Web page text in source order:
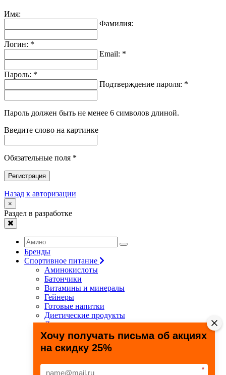
Имя:
Фамилия:
Логин: *
Email: *
Пароль: *
Подтверждение пароля: *
Пароль должен быть не менее 6 символов длиной.
Введите слово на картинке
Обязательные поля *
Регистрация
Назад к авторизации
×
Раздел в разработке
Бренды
Спортивное питание
Аминокислоты
Батончики
Витамины и минералы
Гейнеры
Готовые напитки
Диетические продукты
Для связок и суставов
Жиросжигатели
Здоровье и долголетие
Креатин
Специальные препараты
Хочу получать письма об акциях
на скидку 25%
*